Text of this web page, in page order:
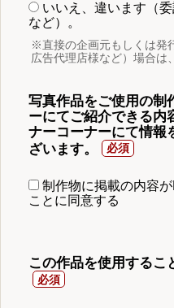
いいえ、違います（
など）。
※直接の企画元もしくは発
広告代理店様など）場合は
写真作品をご使用の制
ーにてご紹介できる内
ナーコーナーにて情報
ざいます。
制作物に掲載の内容
ことに同意する
この作品を使用するこ